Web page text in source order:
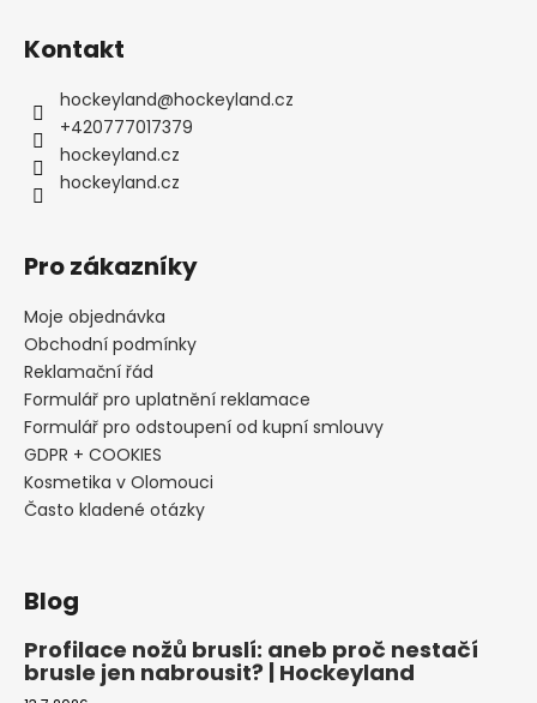
Kontakt
hockeyland@hockeyland.cz
+420777017379
hockeyland.cz
hockeyland.cz
Pro zákazníky
Moje objednávka
Obchodní podmínky
Reklamační řád
Formulář pro uplatnění reklamace
Formulář pro odstoupení od kupní smlouvy
GDPR + COOKIES
Kosmetika v Olomouci
Často kladené otázky
Blog
Profilace nožů bruslí: aneb proč nestačí
brusle jen nabrousit? | Hockeyland